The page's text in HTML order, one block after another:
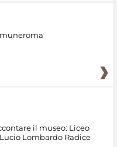
il museo: Liceo
Lombardo Radice